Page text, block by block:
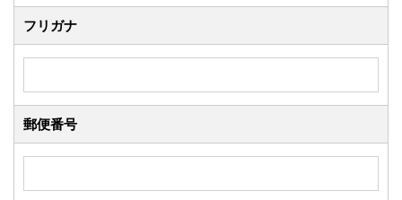
フリガナ
郵便番号